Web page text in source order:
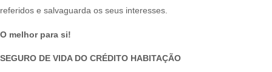
referidos e salvaguarda os seus interesses.​​
O melhor para si!
SEGURO DE VIDA DO CRÉDITO HABITAÇÃO